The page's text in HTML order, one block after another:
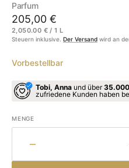
NICHT
VERFÜGBAR
Parfum
Regulärer
Preis
205,00 €
EINZELPREIS
2,050.00 € / 1 L
Steuern inklusive. Der Versand wird an
Vorbestellbar
Tobi, Anna und über35.000
zufriedene Kunden haben
MENGE
Menge
für